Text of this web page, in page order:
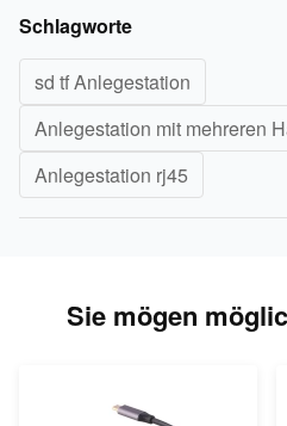
Schlagworte
sd tf Anlegestation
Anlegestation mit mehreren
Anlegestation rj45
Sie mögen